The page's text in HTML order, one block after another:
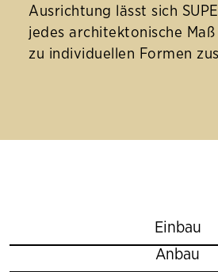
Ausrichtung lässt sich
jedes architektonische
zu individuellen Formen
Einbau
Anbau